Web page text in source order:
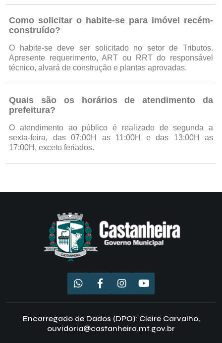
Como solicitar o habite-se para imóvel recém-
construído?
O habite-se deve ser solicitado no setor de Tributos.
Apresente requerimento, ART ou RRT do responsável
técnico, alvará de construção e plantas aprovadas.
Quais são os horários de atendimento da
prefeitura?
O atendimento ao público é realizado de segunda a
sexta-feira, das 07:00H as 11:00H e das 13:00H as
17:00H, exceto feriados.
Encarregado de Dados (DPO): Cleire Carvalho,
ouvidoria@castanheira.mt.gov.br